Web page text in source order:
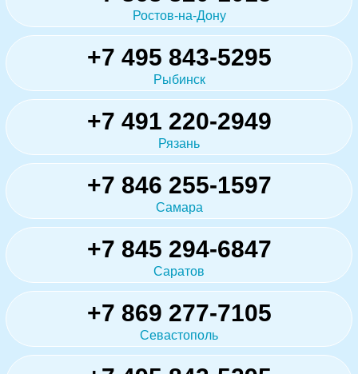
Ростов-на-Дону
+7 495 843-5295
Рыбинск
+7 491 220-2949
Рязань
+7 846 255-1597
Самара
+7 845 294-6847
Саратов
+7 869 277-7105
Севастополь